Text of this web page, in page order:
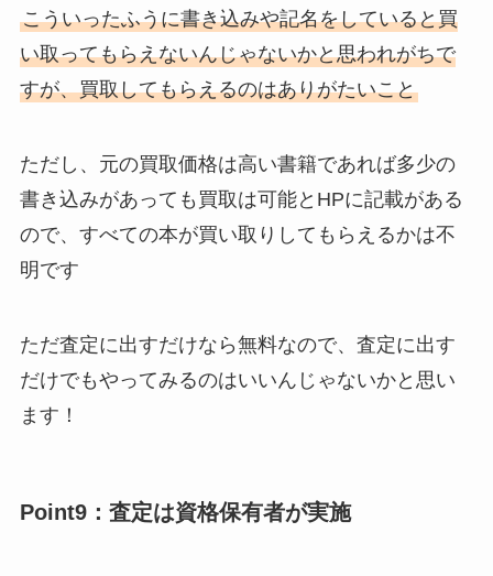
こういったふうに書き込みや記名をしていると買
い取ってもらえないんじゃないかと思われがちで
すが、買取してもらえるのはありがたいこと
ただし、元の買取価格は高い書籍であれば多少の
書き込みがあっても買取は可能とHPに記載がある
ので、すべての本が買い取りしてもらえるかは不
明です
ただ査定に出すだけなら無料なので、査定に出す
だけでもやってみるのはいいんじゃないかと思い
ます！
Point9：査定は資格保有者が実施